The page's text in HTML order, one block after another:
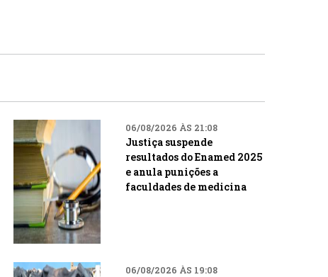
06/08/2026 ÀS 21:08
Justiça suspende
resultados do Enamed 2025
e anula punições a
faculdades de medicina
06/08/2026 ÀS 19:08